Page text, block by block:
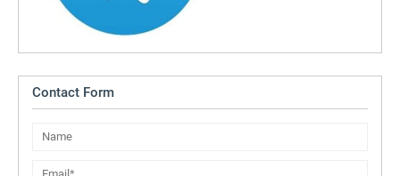
Contact Form